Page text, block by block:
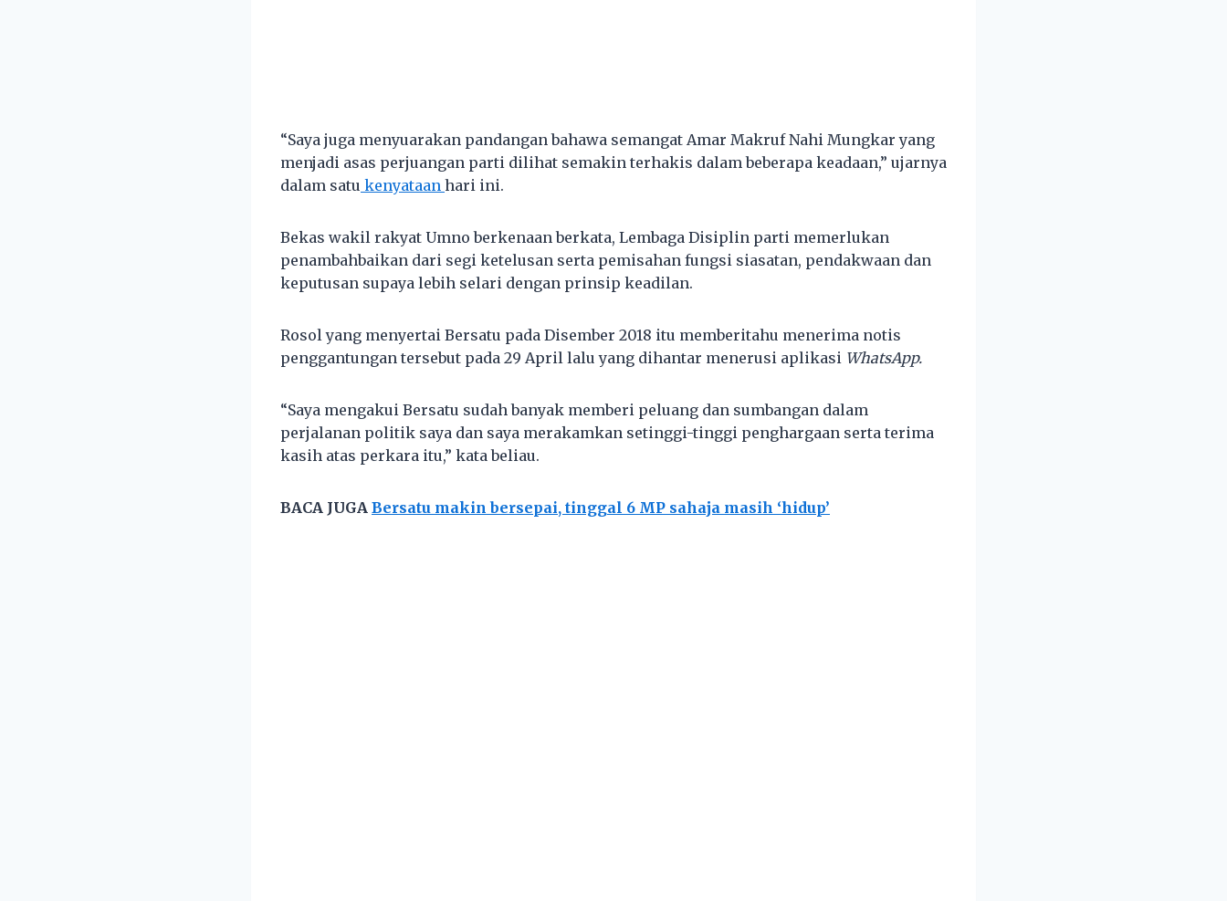
“Saya juga menyuarakan pandangan bahawa semangat Amar Makruf Nahi Mungkar yang
menjadi asas perjuangan parti dilihat semakin terhakis dalam beberapa keadaan,” ujarnya
dalam satu kenyataan hari ini.
Bekas wakil rakyat Umno berkenaan berkata, Lembaga Disiplin parti memerlukan
penambahbaikan dari segi ketelusan serta pemisahan fungsi siasatan, pendakwaan dan
keputusan supaya lebih selari dengan prinsip keadilan.
Rosol yang menyertai Bersatu pada Disember 2018 itu memberitahu menerima notis
penggantungan tersebut pada 29 April lalu yang dihantar menerusi aplikasi WhatsApp.
“Saya mengakui Bersatu sudah banyak memberi peluang dan sumbangan dalam
perjalanan politik saya dan saya merakamkan setinggi-tinggi penghargaan serta terima
kasih atas perkara itu,” kata beliau.
BACA JUGA Bersatu makin bersepai, tinggal 6 MP sahaja masih ‘hidup’